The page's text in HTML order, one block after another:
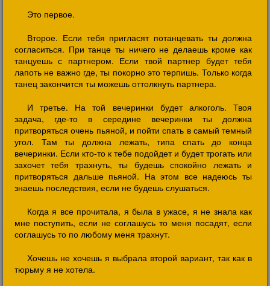
Это первое.
Второе. Если тебя пригласят потанцевать ты должна
согласиться. При танце ты ничего не делаешь кроме как
танцуешь с партнером. Если твой партнер будет тебя
лапоть не важно где, ты покорно это терпишь. Только когда
танец закончится ты можешь оттолкнуть партнера.
И третье. На той вечеринки будет алкоголь. Твоя
задача, где-то в середине вечеринки ты должна
притворяться очень пьяной, и пойти спать в самый темный
угол. Там ты должна лежать, типа спать до конца
вечеринки. Если кто-то к тебе подойдет и будет трогать или
захочет тебя трахнуть, ты будешь спокойно лежать и
притворяться дальше пьяной. На этом все надеюсь ты
знаешь последствия, если не будешь слушаться.
Когда я все прочитала, я была в ужасе, я не знала как
мне поступить, если не соглашусь то меня посадят, если
соглашусь то по любому меня трахнут.
Хочешь не хочешь я выбрала второй вариант, так как в
тюрьму я не хотела.